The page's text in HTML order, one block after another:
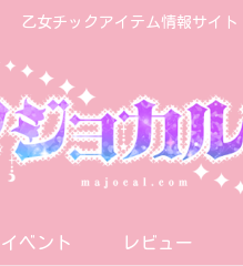
乙女チックアイテム情報サイト
イベント レビュー